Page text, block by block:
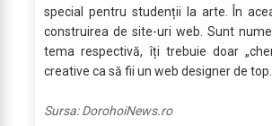
special pentru studenții la arte. În
construirea de site-uri web. Sunt
tema respectivă, îți trebuie doar
creative ca să fii un web designer de top.
Sursa:DorohoiNews.ro